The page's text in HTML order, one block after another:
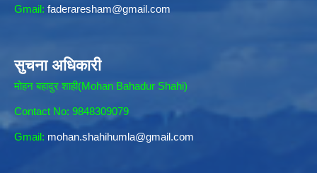
Gmail: faderaresham@gmail.com
सुचना अधिकारी
मोहन बहादुर शाही(Mohan Bahadur Shahi)
Contact No: 9848309079
Gmail: mohan.shahihumla@gmail.com